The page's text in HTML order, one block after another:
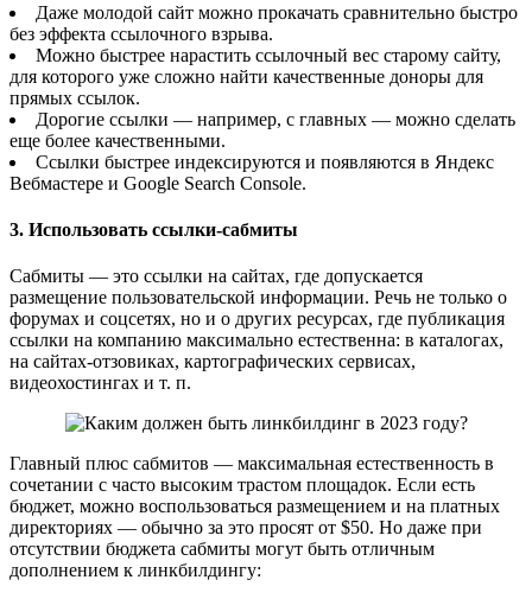
Даже молодой сайт можно прокачать сравнительно быстро
без эффекта ссылочного взрыва.
Можно быстрее нарастить ссылочный вес старому сайту,
для которого уже сложно найти качественные доноры для
прямых ссылок.
Дорогие ссылки — например, с главных — можно сделать
еще более качественными.
Ссылки быстрее индексируются и появляются в Яндекс
Вебмастере и Google Search Console.
3. Использовать ссылки-сабмиты
Сабмиты — это ссылки на сайтах, где допускается
размещение пользовательской информации. Речь не только о
форумах и соцсетях, но и о других ресурсах, где публикация
ссылки на компанию максимально естественна: в каталогах,
на сайтах-отзовиках, картографических сервисах,
видеохостингах и т. п.
Главный плюс сабмитов — максимальная естественность в
сочетании с часто высоким трастом площадок. Если есть
бюджет, можно воспользоваться размещением и на платных
директориях — обычно за это просят от $50. Но даже при
отсутствии бюджета сабмиты могут быть отличным
дополнением к линкбилдингу: